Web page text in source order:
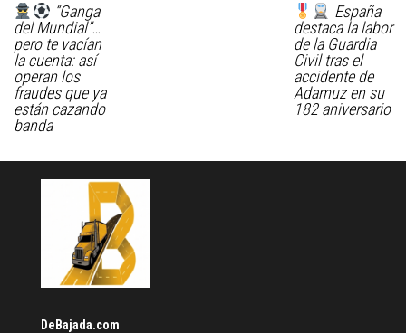
“Ganga
del Mundial”…
pero te vacían
la cuenta: así
operan los
fraudes que ya
están cazando
banda
España
destaca la labor
de la Guardia
Civil tras el
accidente de
Adamuz en su
182 aniversario
DeBajada.com